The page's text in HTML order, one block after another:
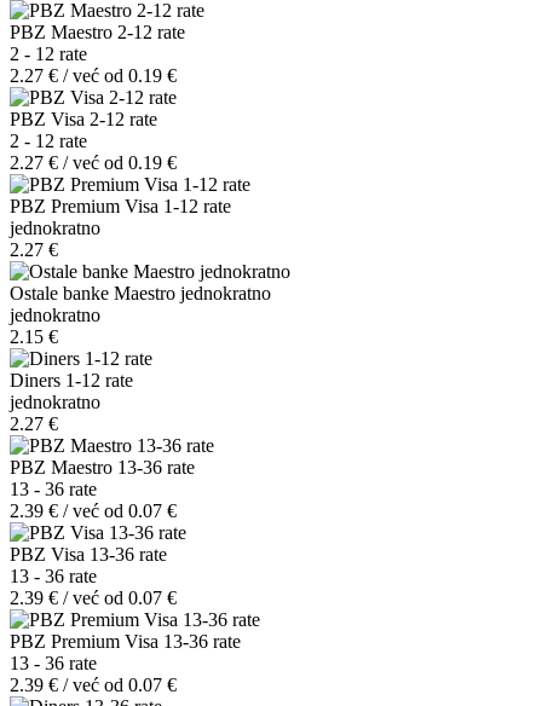
PBZ Maestro 2-12 rate
2 - 12 rate
2.27 € / već od 0.19 €
PBZ Visa 2-12 rate
2 - 12 rate
2.27 € / već od 0.19 €
PBZ Premium Visa 1-12 rate
jednokratno
2.27 €
Ostale banke Maestro jednokratno
jednokratno
2.15 €
Diners 1-12 rate
jednokratno
2.27 €
PBZ Maestro 13-36 rate
13 - 36 rate
2.39 € / već od 0.07 €
PBZ Visa 13-36 rate
13 - 36 rate
2.39 € / već od 0.07 €
PBZ Premium Visa 13-36 rate
13 - 36 rate
2.39 € / već od 0.07 €